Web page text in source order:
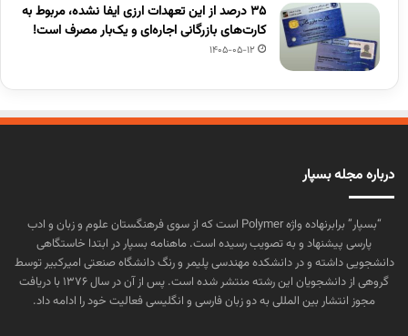
۳۵ درصد از این تعهدات ارزی ایفا نشده، مربوط به
کارت‌های بازرگانی اجاره‌ای و یک‌بار مصرف است!
1405-05-12
درباره مجله بسپار
“بسپار” برابرنهاده واژه Polymer است که از سوی فرهنگستان علوم و زبان و ادب
پارسی پیشنهاد و به تصویب رسیده است. ماهنامه بسپار در ابتدا خاستگاهی
دانشجویی داشته و در دانشکده مهندسی پلیمر و رنگ دانشگاه صنعتی امیرکبیر توسط
گروهی از دانشجویان این رشته منتشر شده است. پس از آن در سال ۱۳۷۶ با دریافت
مجوز انتشار بین المللی به دو زبان فارسی و انگلیسی فعالیت خود را ادامه داد.